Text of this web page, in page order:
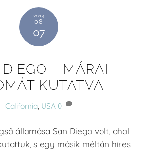
2014
08
07
– MÁRAI
KUTATVA
California USA 0
állomása San Diego volt, ahol
s egy másik méltán híres